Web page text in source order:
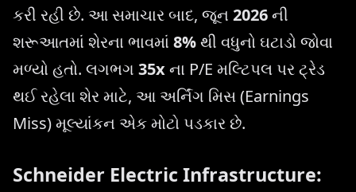
કરી રહી છે. આ સમાચાર બાદ, જૂન 2026ની
શરૂઆતમાં શેરના ભાવમાં 8%થી વધુનો ઘટાડો જોવા
મળ્યો હતો. લગભગ 35xના P/E મલ્ટિપલ પર ટ્રેડ
થઈ રહેલા શેર માટે, આ અર્નિંગ મિસ (Earnings
Miss) મૂલ્યાંકન એક મોટો પડકાર છે.
Schneider Electric Infrastructure: